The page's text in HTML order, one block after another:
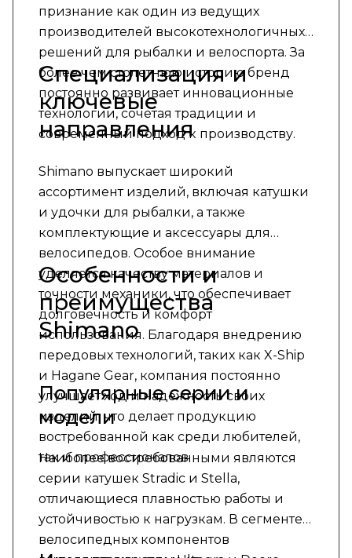
признание как один из ведущих
производителей высокотехнологичных
решений для рыбалки и велоспорта. За
более чем столетнюю историю бренд
постоянно развивает инновационные
технологии, сочетая традиции и
современный подход к производству.
Специализация и
ключевые
направления
Shimano выпускает широкий
ассортимент изделий, включая катушки
и удочки для рыбалки, а также
комплектующие и аксессуары для
велосипедов. Особое внимание
уделяется качеству материалов и
точности механики, что обеспечивает
долговечность и комфорт
использования. Благодаря внедрению
передовых технологий, таких как X-Ship
и Hagane Gear, компания постоянно
улучшает ход и надежность своих
изделий, что делает продукцию
востребованной как среди любителей,
так и профессионалов.
Особенности и
преимущества
Shimano
Популярные серии и
модели
Наиболее востребованными являются
серии катушек Stradic и Stella,
отличающиеся плавностью работы и
устойчивостью к нагрузкам. В сегменте
велосипедных компонентов